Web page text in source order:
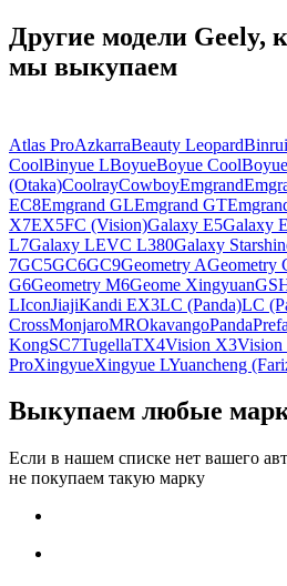
Другие модели Geely,
мы выкупаем
Atlas ProAzkarraBeauty LeopardBinrui
CoolBinyue LBoyueBoyue Cool
(Otaka)CoolrayCowboyEmgrand
EC8Emgrand GLEmgrand GT
X7EX5FC (Vision)Galaxy E5Galaxy
L7Galaxy LEVC L380Galaxy
7GC5GC6GC9Geometry AGeometry
G6Geometry M6Geome XingyuanGS
LIconJiajiKandi EX3LC (Panda)LC
CrossMonjaroMROkavangoPanda
KongSC7TugellaTX4Vision X3Vision
ProXingyueXingyue LYuancheng
Выкупаем любые
Если в нашем списке нет вашего
не покупаем такую марку